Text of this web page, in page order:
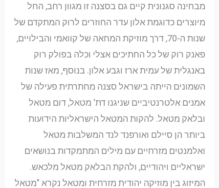
מבחינה סגנונית קיים גם בסצנה זו מגוון רחב, החל
מיוצרים כדוגמת אלון עדר החוזרים לרוק המתקדם של
שנות ה-70, דרך מוזיקת המחאה של קוואמי והבילויים,
פאנק רוק של כל החתיכים אצלי וכלה בפולק רוק
באנגלית של עמית ארז וגבע אלון. בנוסף, מאז שנות
השמונים הייתה בישראל סצנה מחתרתית פעילה של
אמנים אלטרנטיביים שניגנו דת' מטאל, דום מטאל
ובלאק מטאל. להקות המטאל הישראליות הידועות
ביותר הן סיילם ואורפנד לנד המשלבות מטאל
ואלמנטים מזרחיים עם מילים המתמקדות בנושאים
ישראליים ויהודיים, ולהקת הבלאק מטאל מלכאש.
המיזוג בין מוזיקה יהודית מזרחית ומטאל נקרא "מטאל